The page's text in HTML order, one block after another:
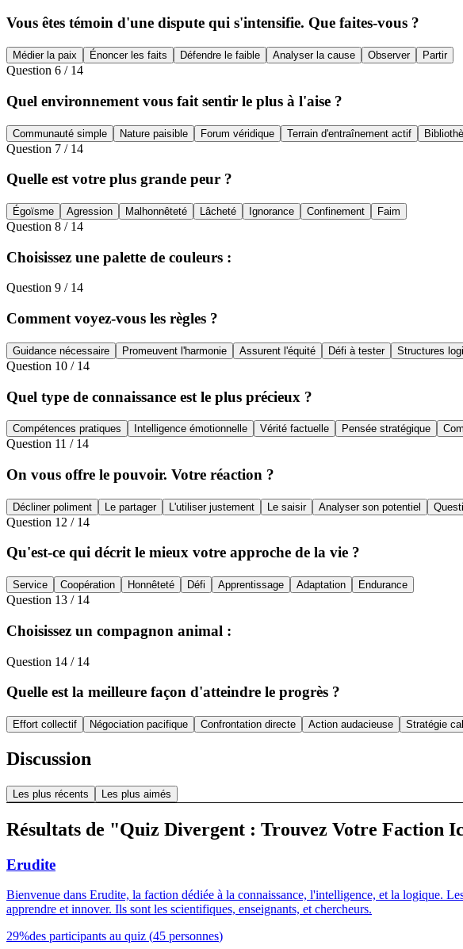
Vous êtes témoin d'une dispute qui s'intensifie. Que faites-vous ?
Médier la paix Énoncer les faits Défendre le faible Analyser la cause Observer Partir
Question 6 / 14
Quel environnement vous fait sentir le plus à l'aise ?
Communauté simple Nature paisible Forum véridique Terrain d'entraînement actif
Question 7 / 14
Quelle est votre plus grande peur ?
Égoïsme Agression Malhonnêteté Lâcheté Ignorance Confinement Faim
Question 8 / 14
Choisissez une palette de couleurs :
Question 9 / 14
Comment voyez-vous les règles ?
Guidance nécessaire Promeuvent l'harmonie Assurent l'équité Défi à tester Structures
Question 10 / 14
Quel type de connaissance est le plus précieux ?
Compétences pratiques Intelligence émotionnelle Vérité factuelle Pensée stratégique
Question 11 / 14
On vous offre le pouvoir. Votre réaction ?
Décliner poliment Le partager L'utiliser justement Le saisir Analyser son potentiel
Question 12 / 14
Qu'est-ce qui décrit le mieux votre approche de la vie ?
Service Coopération Honnêteté Défi Apprentissage Adaptation Endurance
Question 13 / 14
Choisissez un compagnon animal :
Question 14 / 14
Quelle est la meilleure façon d'atteindre le progrès ?
Effort collectif Négociation pacifique Confrontation directe Action audacieuse Stratégie
Discussion
Les plus récents Les plus aimés
Résultats de "Quiz Divergent : Trouvez Votre Faction
Erudite
Bienvenue dans Erudite, la faction dédiée à la connaissance, l'intelligence, et la logique.
apprendre et innover. Ils sont les scientifiques, enseignants, et chercheurs.
29%des participants au quiz (45 personnes)